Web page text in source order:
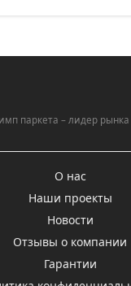
паркета – лидер
О нас
Наши проекты
Новости
Отзывы о компании
Гарантии